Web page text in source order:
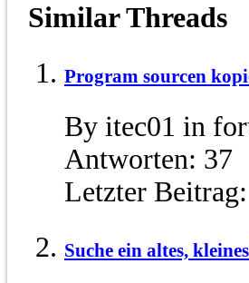
Similar Threads
Program sourcen
By itec01 in
Antworten: 37
Letzter Beitrag:
Suche ein altes,